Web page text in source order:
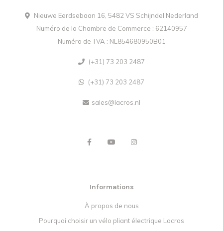
Nieuwe Eerdsebaan 16, 5482 VS Schijndel Nederland
Numéro de la Chambre de Commerce : 62140957
Numéro de TVA : NL854680950B01
(+31) 73 203 2487
(+31) 73 203 2487
sales@lacros.nl
Informations
À propos de nous
Pourquoi choisir un vélo pliant électrique Lacros